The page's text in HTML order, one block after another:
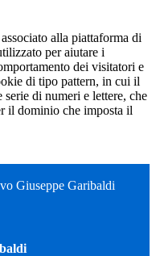
alla piattaforma di
per aiutare i
dei visitatori e
di tipo pattern, in cui il
serie di numeri e lettere, che
il dominio che imposta il
Giuseppe Garibaldi